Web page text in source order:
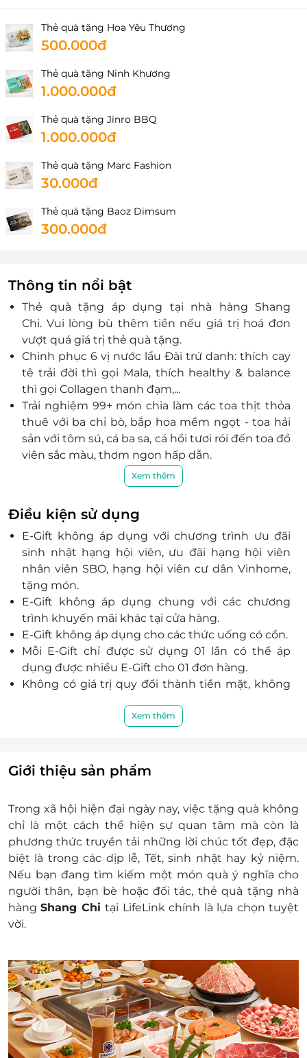
Thẻ quà tặng Hoa Yêu Thương
500.000đ
Thẻ quà tặng Ninh Khương
1.000.000đ
Thẻ quà tặng Jinro BBQ
1.000.000đ
Thẻ quà tặng Marc Fashion
30.000đ
Thẻ quà tặng Baoz Dimsum
300.000đ
Thông tin nổi bật
Thẻ quà tặng áp dụng tại nhà hàng Shang
Chi. Vui lòng bù thêm tiền nếu giá trị hoá đơn
vượt quá giá trị thẻ quà tặng.
Chinh phục 6 vị nước lẩu Đài trứ danh: thích cay
tê trải đời thì gọi Mala, thích healthy & balance
thì gọi Collagen thanh đạm,...
Trải nghiệm 99+ món chia làm các toa thịt thỏa
thuê với ba chỉ bò, bắp hoa mềm ngọt - toa hải
sản với tôm sú, cá ba sa, cá hồi tươi rói đến toa đồ
viên sắc màu, thơm ngon hấp dẫn.
Trải nghiệm "gọi món" 4.0 - chỉ cần 1 chạm QR,
món ngon được ship ngay tận bàn bởi tàu
trưởng siêu tốc Shang Chi.
Nguyên liệu được người đầu bếp tuyển chọn kỹ
lưỡng tươi ngon, đảm bảo an toàn thực phẩm
cho quý khách.
Không gian nhà hàng được thiết kế đậm chất
Đài Loan mang hơi hướng cổ điển kết hợp với
hiện đại.
Đội ngũ nhân viên chu đáo, nhiệt tình, Shang
Chi hứa hẹn sẽ mang đến cho mọi quý khách
hàng sự hài lòng nhất.
Xem thêm
Điều kiện sử dụng
E-Gift không áp dụng với chương trình ưu đãi
sinh nhật hạng hội viên, ưu đãi hạng hội viên
nhân viên SBO, hạng hội viên cư dân Vinhome,
tặng món.
E-Gift không áp dụng chung với các chương
trình khuyến mãi khác tại cửa hàng.
E-Gift không áp dụng cho các thức uống có cồn.
Mỗi E-Gift chỉ được sử dụng 01 lần có thể áp
dụng được nhiều E-Gift cho 01 đơn hàng.
Không có giá trị quy đổi thành tiền mặt, không
Không hoàn trả hoặc bán lại được.
toán thêm số tiền chênh lệch đó.
E-Gift được áp dụng cùng combo.
Cửa hàng sẽ xuất hoá đơn VAT khi khách hàng
cho nhu cầu.
Khách hàng có trách nhiệm bảo mật thông tin
mã thẻ quà tặng sau khi đặt mua. LifeLink sẽ
không chịu trách nhiệm hoàn trả các mã thẻ bị
mất hoặc ở trạng thái "Đã sử dụng" với bất kỳ lý
do gì.
LifeLink sẽ không chịu trách nhiệm đối với chất
cũng như đối với các tranh chấp về sau giữa
khách hàng và nhà cung cấp.
LifeLink có quyền sửa chữa hoặc thay đổi điều
khoản và điều kiện sử dụng mà không thông
báo trước.
Xem thêm
Giới thiệu sản phẩm
Trong xã hội hiện đại ngày nay, việc tặng quà không
chỉ là một cách thể hiện sự quan tâm mà còn là
phương thức truyền tải những lời chúc tốt đẹp, đặc
biệt là trong các dịp lễ, Tết, sinh nhật hay kỷ niệm.
Nếu bạn đang tìm kiếm một món quà ý nghĩa cho
người thân, bạn bè hoặc đối tác, thẻ quà tặng nhà
hàngShang Chi tại LifeLink chính là lựa chọn tuyệt
vời.